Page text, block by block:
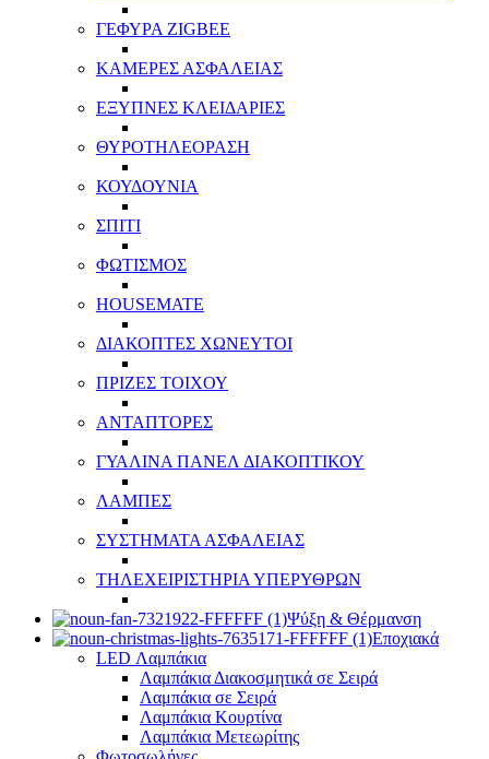
ΓΕΦΥΡΑ ZIGBEE
ΚΑΜΕΡΕΣ ΑΣΦΑΛΕΙΑΣ
ΕΞΥΠΝΕΣ ΚΛΕΙΔΑΡΙΕΣ
ΘΥΡΟΤΗΛΕΟΡΑΣΗ
ΚΟΥΔΟΥΝΙΑ
ΣΠΙΤΙ
ΦΩΤΙΣΜΟΣ
HOUSEMATE
ΔΙΑΚΟΠΤΕΣ ΧΩΝΕΥΤΟΙ
ΠΡΙΖΕΣ ΤΟΙΧΟΥ
ΑΝΤΑΠΤΟΡΕΣ
ΓΥΑΛΙΝΑ ΠΑΝΕΛ ΔΙΑΚΟΠΤΙΚΟΥ
ΛΑΜΠΕΣ
ΣΥΣΤΗΜΑΤΑ ΑΣΦΑΛΕΙΑΣ
ΤΗΛΕΧΕΙΡΙΣΤΗΡΙΑ ΥΠΕΡΥΘΡΩΝ
Ψύξη & Θέρμανση
Εποχιακά
LED Λαμπάκια
Λαμπάκια Διακοσμητικά σε Σειρά
Λαμπάκια σε Σειρά
Λαμπάκια Κουρτίνα
Λαμπάκια Μετεωρίτης